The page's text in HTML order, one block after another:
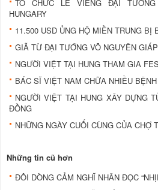
TỔ CHỨC LỄ VIẾNG ĐẠI
HUNGARY
11.500 USD ỦNG HỘ MIỀN TRUNG BỊ
GIÃ TỪ ĐẠI TƯỚNG VÕ NGUYÊN
NGƯỜI VIỆT TẠI HUNG THAM GIA
BÁC SĨ VIỆT NAM CHỮA NHIỀU BỆNH
NGƯỜI VIỆT TẠI HUNG XÂY DỰNG
ĐỒNG
NHỮNG NGÀY CUỐI CÙNG CỦA CHỢ
Những tin cũ hơn
ĐÔI DÒNG CẢM NGHĨ NHÂN ĐỌC